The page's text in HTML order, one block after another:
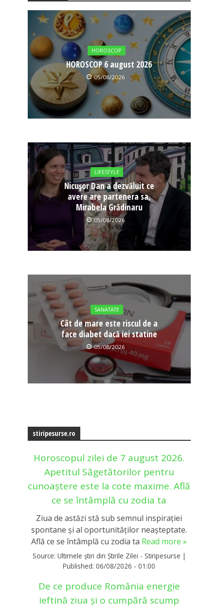
HOROSCOP
HOROSCOP 6 august 2026
05/08/2026
LIFESTYLE
Nicușor Dan a dezvăluit ce
avere are partenera sa,
Mirabela Grădinaru
05/08/2026
SANATATE
Cât de mare este riscul de a
face diabet dacă iei statine
05/08/2026
stiripesurse.ro
Horoscopul zilei de 7 august 2026.
Apetitul Săgetătorilor pentru
cunoaștere este la cote maxime. Află
ce se întâmplă cu zodia ta
Ziua de astăzi stă sub semnul inspirației
spontane și al oportunităților neașteptate.
Află ce se întâmplă cu zodia ta Read more »
Source: Ultimele știri din Știrile Zilei - Stiripesurse |
Published: 06/08/2026 - 01:00
De ce produce România energie
ieftină ziua și o cumpără scump